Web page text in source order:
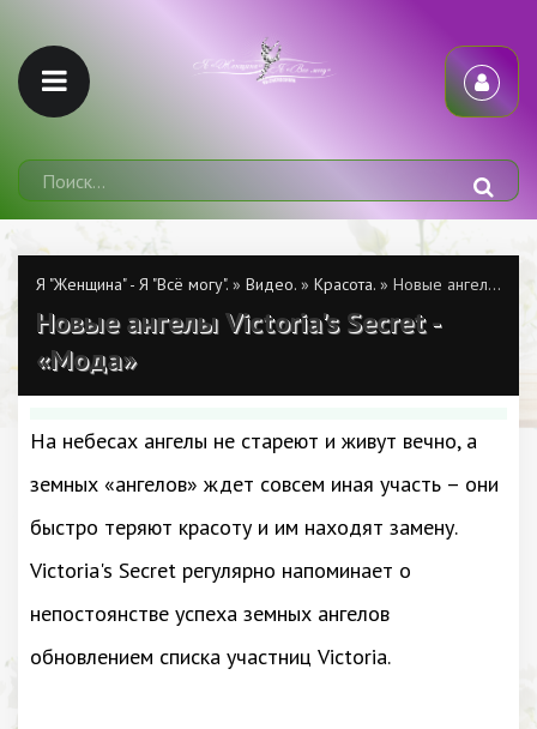
Я "Женщина" - Я "Всё могу". » Видео. » Красота. » Новые ангелы Victoria's Secret - «Мода»
Новые ангелы Victoria's Secret -
«Мода»
На небесах ангелы не стареют и живут вечно, а
земных «ангелов» ждет совсем иная участь – они
быстро теряют красоту и им находят замену.
Victoria's Secret регулярно напоминает о
непостоянстве успеха земных ангелов
обновлением списка участниц Victoria.